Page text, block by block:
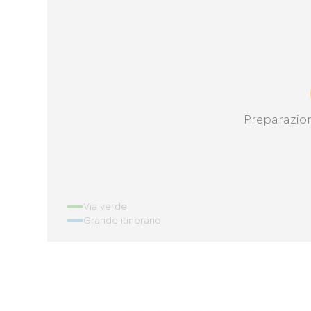
Via verde
Grande itinerario